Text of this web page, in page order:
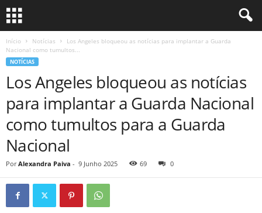
Início Notícias
Los Angeles bloqueou as notícias para implantar a Guarda
Nacional como tumultos...
NOTÍCIAS
Los Angeles bloqueou as notícias
para implantar a Guarda Nacional
como tumultos para a Guarda
Nacional
Por Alexandra Paiva - 9 Junho 2025 69 0